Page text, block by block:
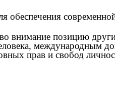
обеспечения
внимание позицию
международным
прав и свобод